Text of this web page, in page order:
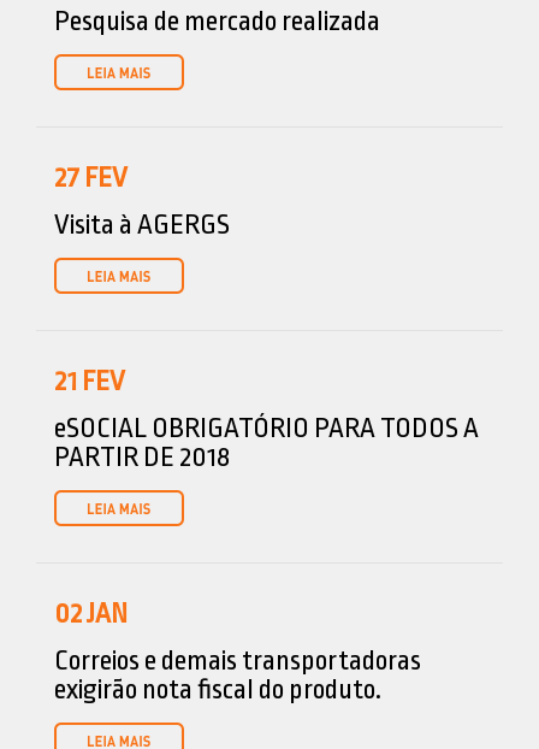
Pesquisa de mercado realizada
27 FEV
Visita à AGERGS
21 FEV
eSOCIAL OBRIGATÓRIO PARA TODOS A
PARTIR DE 2018
02JAN
Correios e demais transportadoras
exigirão nota fiscal do produto.